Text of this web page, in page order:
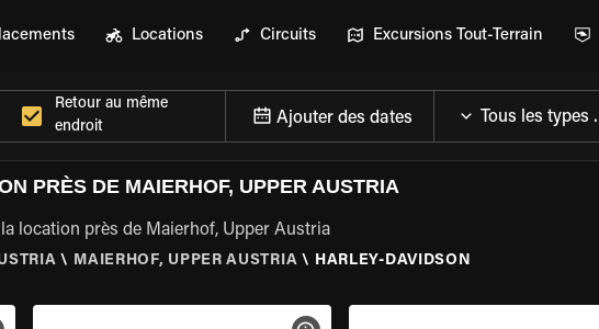
Locations Circuits Excursions Tout-Terrain
Retour au même
endroit
Ajouter des dates
PRÈS DE MAIERHOF, UPPER AUSTRIA
location près de Maierhof, Upper Austria
\ MAIERHOF, UPPER AUSTRIA \ HARLEY-DAVIDSON